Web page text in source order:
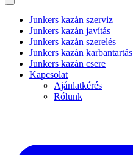
Junkers kazán szerviz
Junkers kazán javítás
Junkers kazán szerelés
Junkers kazán karbantartás
Junkers kazán csere
Kapcsolat
Ajánlatkérés
Rólunk